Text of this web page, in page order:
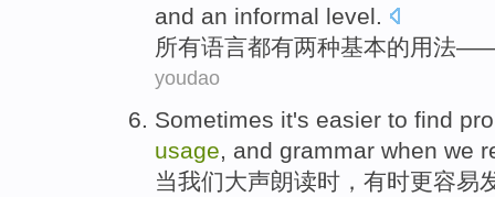
and an informal level.
所有语言都有两种基本的用法
youdao
Sometimes it's easier to find
usage, and grammar when we
当我们大声朗读时， 有时更容易